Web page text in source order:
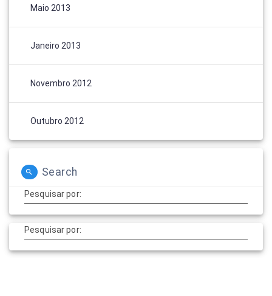
Maio 2013
Janeiro 2013
Novembro 2012
Outubro 2012
Search
Pesquisar por:
Pesquisar por: